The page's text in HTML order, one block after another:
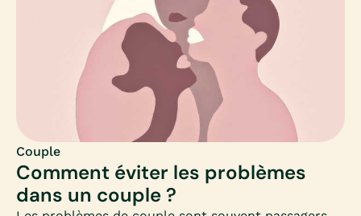
couple, disputes, déceptions ou frustrations, Mia
vous donne des pistes afin de mieux communiquer,
mais surtout, mieux comprendre l’autre à travers la
nécessité de s’exprimer librement.
Couple
Comment éviter les problèmes
dans un couple ?